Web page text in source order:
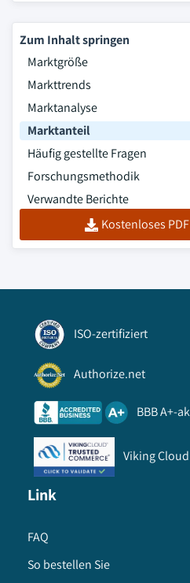
Zum Inhalt springen
Marktgröße
Markttrends
Marktanalyse
Marktanteil
Häufig gestellte Fragen
Forschungsmethodik
Verwandte Berichte
Kostenloses
ISO-zertifiziert
Authorize.net
BBB A+-
Viking
Link
FAQ
So bestellen Sie